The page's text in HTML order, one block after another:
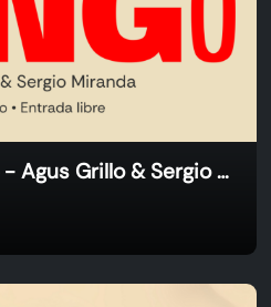
Concierto de Tango - Agus Grillo & Sergio Miranda